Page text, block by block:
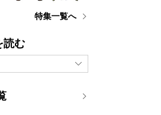
特集一覧へ
読む